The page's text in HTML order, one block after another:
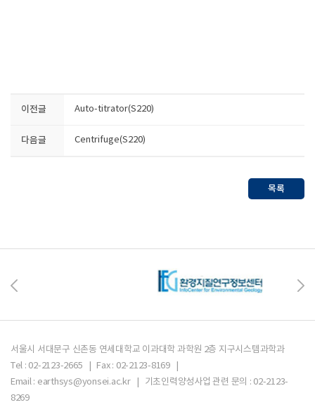
이전글 Auto-titrator(S220)
다음글 Centrifuge(S220)
목록
서울시 서대문구 신촌동 연세대학교 이과대학 과학원 2층 지구시스템과학과
Tel : 02-2123-2665 | Fax : 02-2123-8169 |
Email : earthsys@yonsei.ac.kr | 기초인력양성사업 관련 문의 : 02-2123-
8269